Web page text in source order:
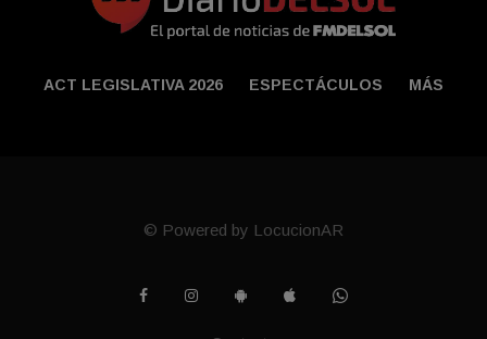
ACT LEGISLATIVA 2026 ESPECTÁCULOS MÁS
© Powered by LocucionAR